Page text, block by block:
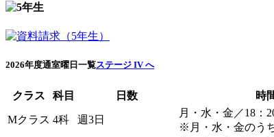
2026年度通室曜日一覧ステージ IV へ
クラス 科目 日数 時
Mクラス 4科 週3日
月・水・金／18：
※月・水・金のう